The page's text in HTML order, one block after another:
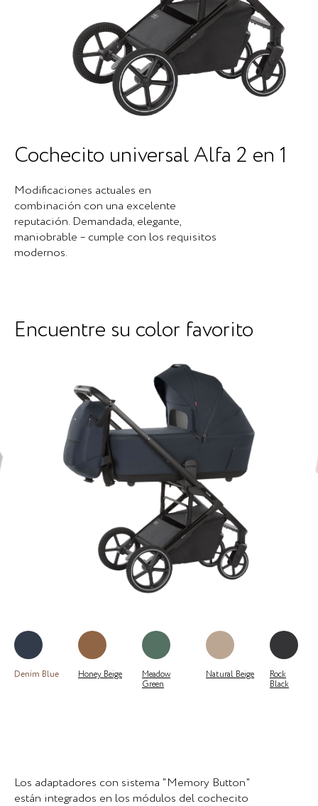
Cochecito universal Alfa 2 en 1
Modificaciones actuales en
combinación con una excelente
reputación. Demandada, elegante,
maniobrable – cumple con los requisitos
modernos.
Encuentre su color favorito
Denim Blue Honey Beige
Meadow
Green
Natural Beige
Rock
Black
Los adaptadores con sistema "Memory Button"
están integrados en los módulos del cochecito